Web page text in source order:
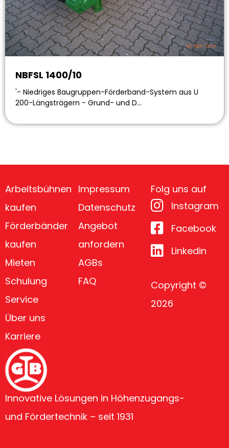
NBFSL 1400/10
'- Niedriges Baugruppen-Förderband-System aus U
200-Längsträgern - Grund- und D…
Innovative Lösungen in Höhenzugangs-
und Fördertechnik – seit 1931
Arbeitsbühnen
kaufen
Förderbänder
kaufen
Mieten
Schulung
Service
Über uns
Karriere
Impressum
Datenschutz
Angebot
anfordern
AGBs
FAQ
Folg uns auf
Instagram
Facebook
Linkedin
Copyright ©
2026